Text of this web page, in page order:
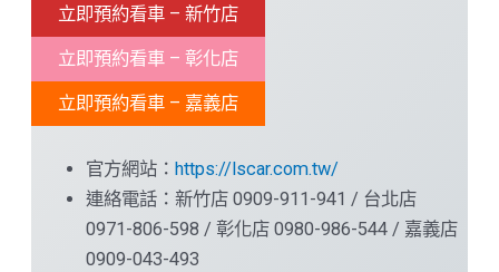
立即預約看車 – 新竹店
立即預約看車 – 彰化店
立即預約看車 – 嘉義店
官方網站：https://lscar.com.tw/
連絡電話：新竹店 0909-911-941 / 台北店
0971-806-598 / 彰化店 0980-986-544 / 嘉義店
0909-043-493